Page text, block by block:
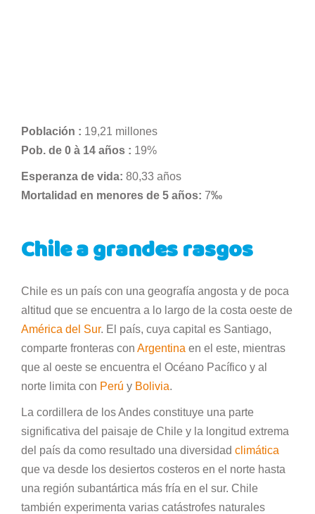
Población : 19,21 millones
Pob. de 0 à 14 años : 19%
Esperanza de vida: 80,33 años
Mortalidad en menores de 5 años: 7‰
Chile a grandes rasgos
Chile es un país con una geografía angosta y de poca
altitud que se encuentra a lo largo de la costa oeste de
América del Sur. El país, cuya capital es Santiago,
comparte fronteras con Argentina en el este, mientras
que al oeste se encuentra el Océano Pacífico y al
norte limita con Perú y Bolivia.
La cordillera de los Andes constituye una parte
significativa del paisaje de Chile y la longitud extrema
del país da como resultado una diversidad climática
que va desde los desiertos costeros en el norte hasta
una región subantártica más fría en el sur. Chile
también experimenta varias catástrofes naturales